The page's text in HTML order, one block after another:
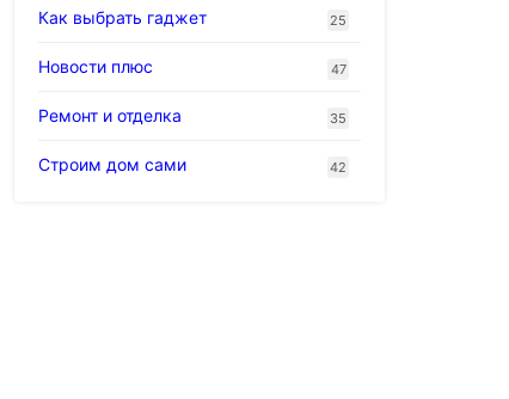
Как выбрать гаджет 25
Новости плюс 47
Ремонт и отделка 35
Строим дом сами 42